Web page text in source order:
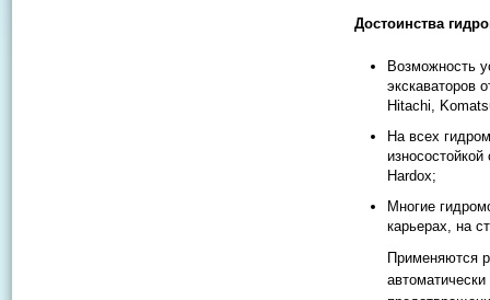
Достоинства
Возможность
экскаваторов
Hitachi,
На всех
Hardox;
Многие
карьерах, на
Применяются